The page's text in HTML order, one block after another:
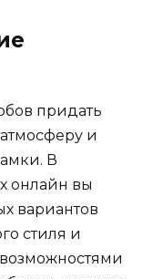
придать
и
В
онлайн вы
вариантов
стиля и